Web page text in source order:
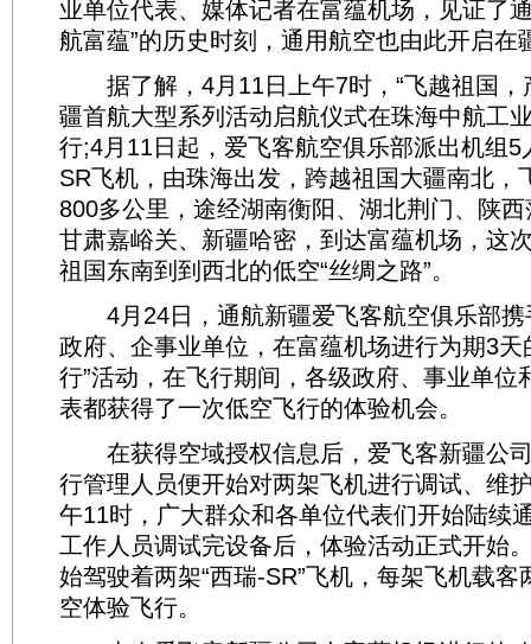
业单位代表、媒体记者在富蕴机场，见证了
航富蕴”的历史时刻，通用航空也由此开启在
据了解，4月11日上午7时，“飞越祖国，
疆首航大型系列活动启航仪式在珠海中航工
行;4月11日起，爱飞客航空俱乐部派出机组5
SR飞机，由珠海出发，跨越祖国大疆南北，
800多公里，途经湖南衡阳、湖北荆门、陕
甘肃嘉峪关、新疆哈密，到达富蕴机场，这
祖国东南到到西北的低空“丝绸之路”。
4月24日，通航新疆爱飞客航空俱乐部携
政府、企事业单位，在富蕴机场进行为期3天
行”活动，在飞行期间，各级政府、事业单位
表都获得了一次低空飞行的体验机会。
在获得空域授权信息后，爱飞客新疆公
行管理人员便开始对两架飞机进行调试、维
午11时，广大群众和各单位代表们开始陆续
工作人员调试完设备后，体验活动正式开始
始驾驶着两架“西瑞-SR”飞机，每架飞机载客
空体验飞行。